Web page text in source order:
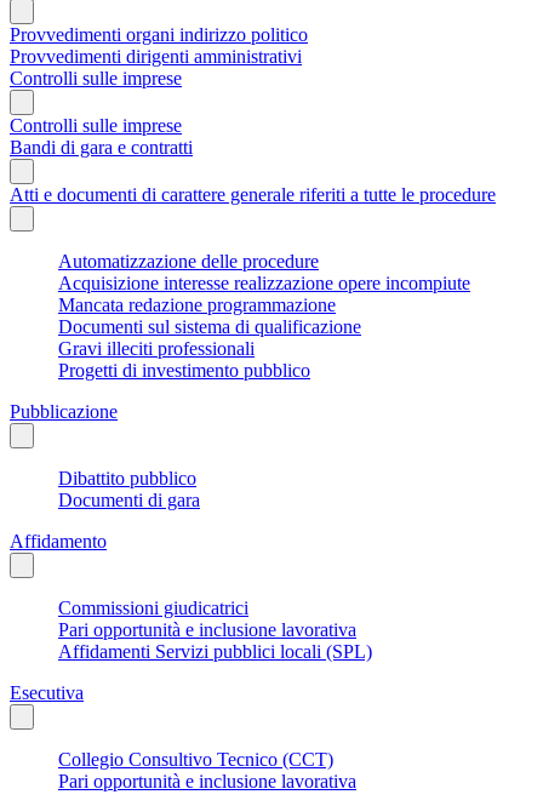
Provvedimenti organi indirizzo politico
Provvedimenti dirigenti amministrativi
Controlli sulle imprese
Controlli sulle imprese
Bandi di gara e contratti
Atti e documenti di carattere generale riferiti a tutte le procedure
Automatizzazione delle procedure
Acquisizione interesse realizzazione opere incompiute
Mancata redazione programmazione
Documenti sul sistema di qualificazione
Gravi illeciti professionali
Progetti di investimento pubblico
Pubblicazione
Dibattito pubblico
Documenti di gara
Affidamento
Commissioni giudicatrici
Pari opportunità e inclusione lavorativa
Affidamenti Servizi pubblici locali (SPL)
Esecutiva
Collegio Consultivo Tecnico (CCT)
Pari opportunità e inclusione lavorativa